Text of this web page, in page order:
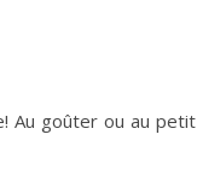
Au goûter ou au petit